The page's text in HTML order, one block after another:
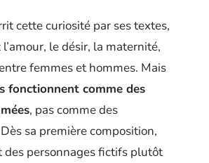
cette curiosité par ses textes,
le désir, la maternité,
femmes et hommes. Mais
fonctionnent comme des
, pas comme des
sa première composition,
personnages fictifs plutôt